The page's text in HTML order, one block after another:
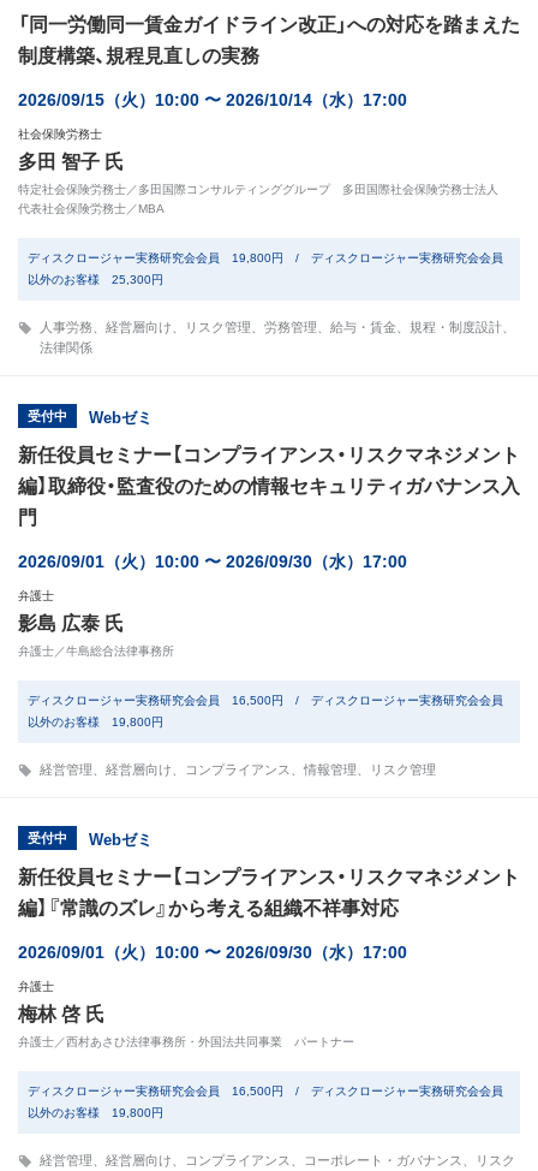
「同一労働同一賃金ガイドライン改正」への対応を踏まえた
制度構築、規程見直しの実務
2026/09/15（火）10:00 〜 2026/10/14（水）17:00
社会保険労務士
多田 智子 氏
特定社会保険労務士／多田国際コンサルティンググループ 多田国際社会保険労務士法人
代表社会保険労務士／MBA
ディスクロージャー実務研究会会員 19,800円 / ディスクロージャー実務研究会会員
以外のお客様 25,300円
人事労務 経営層向け リスク管理 労務管理 給与・賃金 規程・制度設計
法律関係
受付中 Webゼミ
新任役員セミナー【コンプライアンス・リスクマネジメント
編】取締役・監査役のための情報セキュリティガバナンス入
門
2026/09/01（火）10:00 〜 2026/09/30（水）17:00
弁護士
影島 広泰 氏
弁護士／牛島総合法律事務所
ディスクロージャー実務研究会会員 16,500円 / ディスクロージャー実務研究会会員
以外のお客様 19,800円
経営管理 経営層向け コンプライアンス 情報管理 リスク管理
受付中 Webゼミ
新任役員セミナー【コンプライアンス・リスクマネジメント
編】『常識のズレ』から考える組織不祥事対応
2026/09/01（火）10:00 〜 2026/09/30（水）17:00
弁護士
梅林 啓 氏
弁護士／西村あさひ法律事務所・外国法共同事業 パートナー
ディスクロージャー実務研究会会員 16,500円 / ディスクロージャー実務研究会会員
以外のお客様 19,800円
経営管理 経営層向け コンプライアンス コーポレート・ガバナンス リスク